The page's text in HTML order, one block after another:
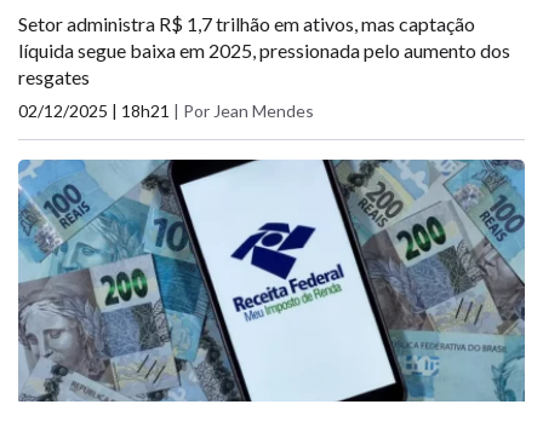
Setor administra R$ 1,7 trilhão em ativos, mas captação
líquida segue baixa em 2025, pressionada pelo aumento dos
resgates
02/12/2025 | 18h21 | Por Jean Mendes